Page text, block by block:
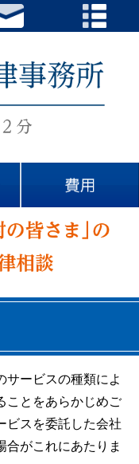
サービスの種類によ
ことをあらかじめご
ビスを委託した会社
合がこれにあたりま